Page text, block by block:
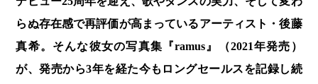
らぬ存在感で再評価が高まっているアーティスト・後藤
真希。そんな彼女の写真集『ramus』（2021年発売）
が、発売から3年を経た今もロングセールスを記録し続